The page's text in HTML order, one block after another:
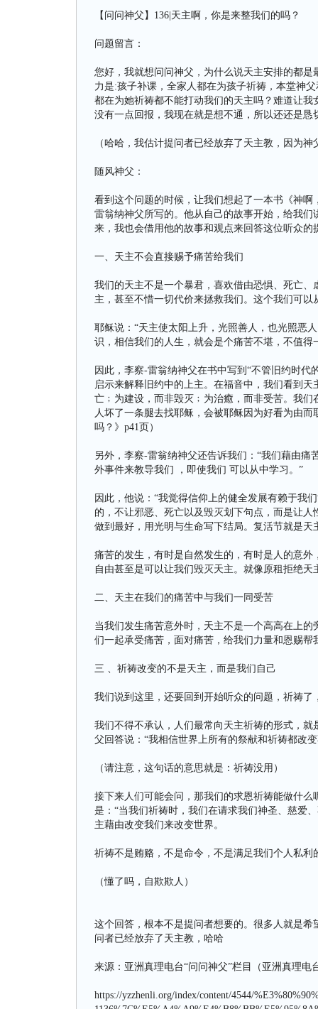
【问问神父】136|天主啊，你是来整我们的吗？
问题留言：
您好，我就想问问神父，为什么说天主安排的都
力是:孩子补课，全家人都在为孩子祈祷，本堂神
都在为她祈祷都不能打动我们的天主吗？难道让
没有一点回报，我现在就是想不通，所以还还是
（哈哈，我估计提问者已经放弃了天主教，因为
随风神父：
看到这个问题的时候，让我们想起了一本书《神
雷翁纳神父所写的。他从自己的故事开始，给我
来，我也会借用他的故事和观点来回答这位听众的
一、天主不会直接赐予痛苦给我们
我们的天主不是一个暴君，喜欢借由恐惧、死亡
主，甚至不惜一切代价来拯救我们。这个我们可
耶稣说：“天主使太阳上升，光照善人，也光照恶
识，相信我们的人生，就会是个痛苦不堪，不值
因此，李察-雷翁纳神父在书中写到“不管旧约时
启示来解释旧约中的上主。在福音中，我们看到
亡﹔为建设，而非毁灭﹔为治癒，而非受苦。我
人坏了一条腿去找耶稣，会被耶稣因为好看为由
吗？》p41页）
另外，李察-雷翁纳神父还告诉我们：“我们藉由
外事件来教导我们 ，即使我们 可以从中学习。”
因此，他说：“我觉得信仰上的健全发展有赖于我
的，不让邪恶、死亡以及毁灭划下句点，而是让
做到最好，用光明与生命写下结局。复活节就是
痛苦的发生，有时是自然发生的，有时是人的意
自由甚至是可以让我们毁灭天主。就像原租拒绝天
二、天主在我们的痛苦中与我们一同受苦
当我们发生痛苦意外时，天主不是一个高高在上
们一起承受痛苦，面对痛苦，给我们力量和恩赐帮
三 、祈祷改变的不是天主，而是我们自己
我们说到这里，还要回到开始听众的问题，祈祷
我们不得不承认，人们最常向天主祈祷的形式，
父回答说：“我相信世界上所有的祭献和祈祷都改
（请注意，这句话的意思就是：祈祷没用）
接下来人们可能会问，那我们的求恩祈祷能做什
是：“当我们祈祷时，我们在请求我们神圣、慈爱
主藉由改变我们来改变世界。
祈祷不是贿赂，不是命令，不是满足我们个人私
（懂了吗，自欺欺人）
这个回答，根本不是提问者想要的。很多人就是
问者已经放弃了天主教，哈哈
来源：亚洲真理电台“问问神父”栏目（亚洲真理
https://yzzhenli.org/index/content/4544/